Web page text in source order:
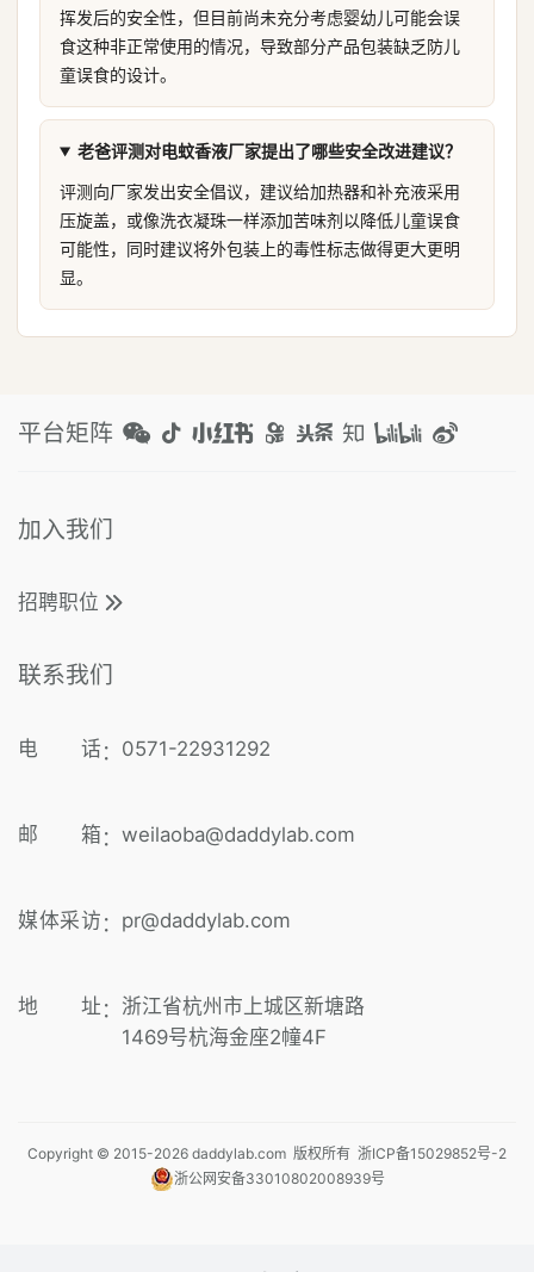
挥发后的安全性，但目前尚未充分考虑婴幼儿可能会误
食这种非正常使用的情况，导致部分产品包装缺乏防儿
童误食的设计。
老爸评测对电蚊香液厂家提出了哪些安全改进建议？
评测向厂家发出安全倡议，建议给加热器和补充液采用
压旋盖，或像洗衣凝珠一样添加苦味剂以降低儿童误食
可能性，同时建议将外包装上的毒性标志做得更大更明
显。
平台矩阵
加入我们
招聘职位
联系我们
电 话 ： 0571-22931292
邮 箱 ： weilaoba@daddylab.com
媒体采访 ： pr@daddylab.com
地 址 ： 浙江省杭州市上城区新塘路
1469号杭海金座2幢4F
Copyright © 2015-2026 daddylab.com 版权所有 浙ICP备15029852号-2
浙公网安备33010802008939号